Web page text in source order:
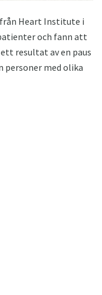
Heart Institute i
och fann att
resultat av en paus
personer med olika